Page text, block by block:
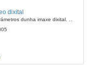
Galego
dixital
Definición e parámetros dunha imaxe dixital. Resolución e Aspecto. Profundidade da cor. Compresión. Frame por segundo. Entrelazado. Campos, cadros